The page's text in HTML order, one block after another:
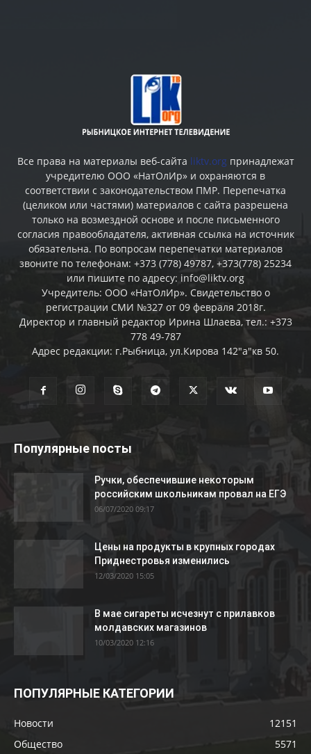
Все права на материалы веб-сайта liktv.org принадлежат
учредителю ООО «НатОлИр» и охраняются в
соответствии с законодательством ПМР. Перепечатка
(целиком или частями) материалов c сайта разрешена
только на возмездной основе и после письменного
согласия правообладателя, активная ссылка на источник
обязательна. По вопросам перепечатки материалов
звоните по телефонам: +373 (778) 49787, +373(778) 25234
или пишите по адресу: info@liktv.org
Учредитель: ООО «НатОлИр». Свидетельство о
регистрации СМИ №327 от 09 февраля 2018г.
Директор и главный редактор Ирина Шлаева, тел.: +373
778 49-787
Адрес редакции: г.Рыбница, ул.Кирова 142"а"кв 50.
Популярные посты
Ручки, обеспечившие некоторым
российским школьникам провал на ЕГЭ
06/07/2020 09:17
Цены на продукты в крупных городах
Приднестровья изменились
12/03/2020 15:05
В мае сигареты исчезнут с прилавков
молдавских магазинов
10/03/2020 12:16
ПОПУЛЯРНЫЕ КАТЕГОРИИ
Новости
12151
Общество
5571